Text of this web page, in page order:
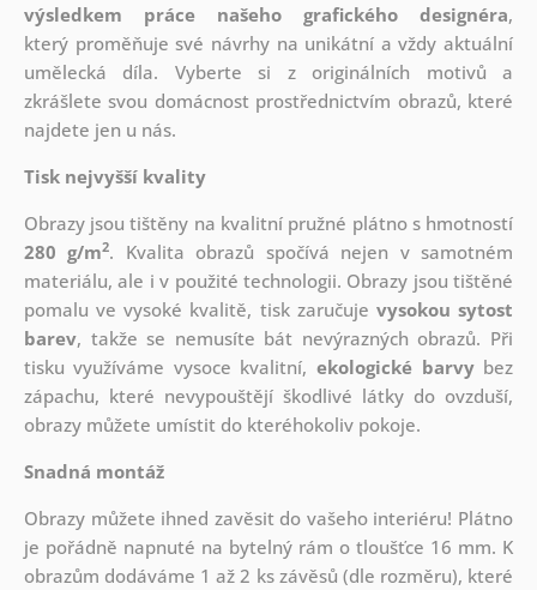
výsledkem práce našeho grafického designéra,
který proměňuje své návrhy na unikátní a vždy aktuální
umělecká díla. Vyberte si z originálních motivů a
zkrášlete svou domácnost prostřednictvím obrazů, které
najdete jen u nás.
Tisk nejvyšší kvality
Obrazy jsou tištěny na kvalitní pružné plátno s hmotností
280 g/m2. Kvalita obrazů spočívá nejen v samotném
materiálu, ale i v použité technologii. Obrazy jsou tištěné
pomalu ve vysoké kvalitě, tisk zaručuje vysokou sytost
barev, takže se nemusíte bát nevýrazných obrazů. Při
tisku využíváme vysoce kvalitní,ekologické barvybez
zápachu, které nevypouštějí škodlivé látky do ovzduší,
obrazy můžete umístit do kteréhokoliv pokoje.
Snadná montáž
Obrazy můžete ihned zavěsit do vašeho interiéru! Plátno
je pořádně napnuté na bytelný rám o tloušťce 16 mm. K
obrazům dodáváme 1 až 2 ks závěsů (dle rozměru), které